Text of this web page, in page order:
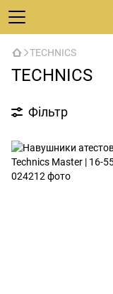
TECHNICS
TECHNICS
Фільтр